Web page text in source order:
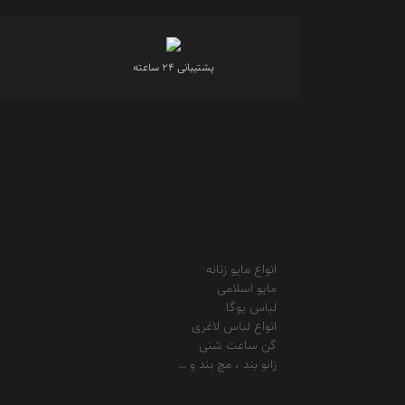
پشتیبانی 24 ساعته
انواع مایو زنانه
مایو اسلامی
لباس یوگا
انواع لباس لاغری
گن ساعت شنی
زانو بند ، مچ بند و …